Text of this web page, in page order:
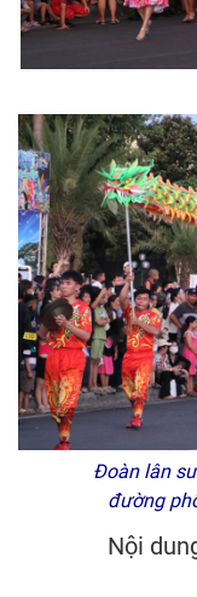
Đoàn lân
đường
Nội